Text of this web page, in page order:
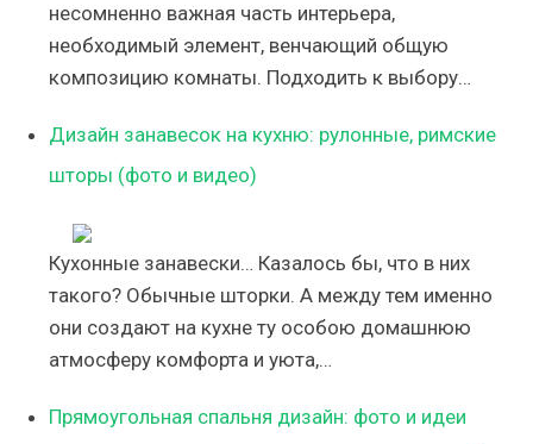
несомненно важная часть интерьера,
необходимый элемент, венчающий общую
композицию комнаты. Подходить к выбору…
Дизайн занавесок на кухню: рулонные, римские
шторы (фото и видео)
Кухонные занавески… Казалось бы, что в них
такого? Обычные шторки. А между тем именно
они создают на кухне ту особою домашнюю
атмосферу комфорта и уюта,…
Прямоугольная спальня дизайн: фото и идеи